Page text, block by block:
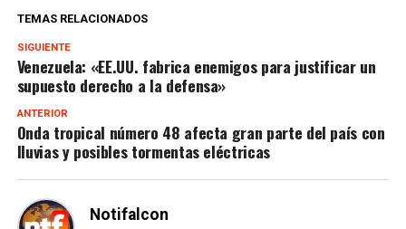
TEMAS RELACIONADOS
SIGUIENTE
Venezuela: «EE.UU. fabrica enemigos para justificar un
supuesto derecho a la defensa»
ANTERIOR
Onda tropical número 48 afecta gran parte del país con
lluvias y posibles tormentas eléctricas
Notifalcon